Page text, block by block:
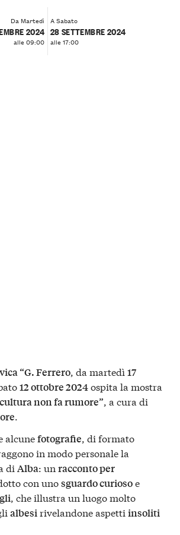
Da Martedì
2024
alle 09:00
A Sabato
28 SETTEMBRE 2024
alle 17:00
“G. Ferrero, da martedì 17
12 ottobre 2024ospita la mostra
non fa rumore”, a cura di
.
alcunefotografie, di formato
in modo personale la
di Alba: un racconto per
con unosguardo curiosoe
, che illustra un luogo molto
albesirivelandone aspetti insoliti